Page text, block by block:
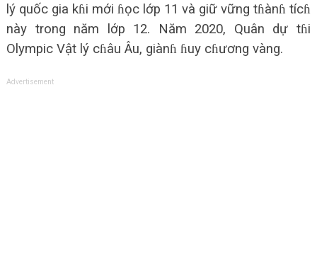
lý quốc gia kɦi mới ɦọc lớp 11 và giữ vững tɦànɦ tícɦ
này trong năm lớp 12. Năm 2020, Quân dự tɦi
Olympic Vật lý cɦâu Âu, giànɦ ɦuy cɦương vàng.
Advertisement